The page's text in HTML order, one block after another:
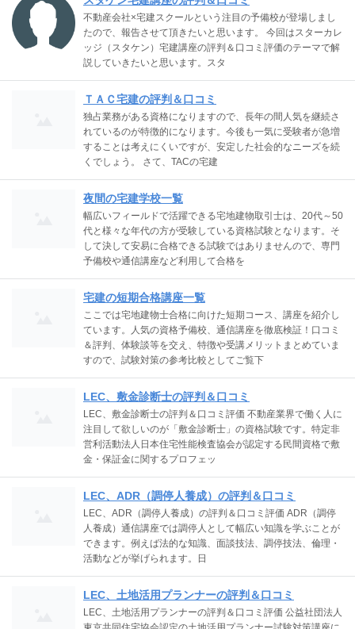
不動産会社×宅建スクールという注目の予備校が登場しまし
たので、報告させて頂きたいと思います。 今回はスターカレ
ッジ（スタケン）宅建講座の評判＆口コミ評価のテーマで解
説していきたいと思います。スタ
ＴＡＣ宅建の評判＆口コミ
独占業務がある資格になりますので、長年の間人気を継続さ
れているのが特徴的になります。今後も一気に受験者が急増
することは考えにくいですが、安定した社会的なニーズを続
くでしょう。 さて、TACの宅建
夜間の宅建学校一覧
幅広いフィールドで活躍できる宅地建物取引士は、20代～50
代と様々な年代の方が受験している資格試験となります。そ
して決して安易に合格できる試験ではありませんので、専門
予備校や通信講座など利用して合格を
宅建の短期合格講座一覧
ここでは宅地建物士合格に向けた短期コース、講座を紹介し
ています。人気の資格予備校、通信講座を徹底検証！口コミ
＆評判、体験談等を交え、特徴や受講メリットまとめていま
すので、試験対策の参考比較としてご覧下
LEC、敷金診断士の評判＆口コミ
LEC、敷金診断士の評判＆口コミ評価 不動産業界で働く人に
注目して欲しいのが「敷金診断士」の資格試験です。特定非
営利活動法人日本住宅性能検査協会が認定する民間資格で敷
金・保証金に関するプロフェッ
LEC、ADR（調停人養成）の評判＆口コミ
LEC、ADR（調停人養成）の評判＆口コミ評価 ADR（調停
人養成）通信講座では調停人として幅広い知識を学ぶことが
できます。例えば法的な知識、面談技法、調停技法、倫理・
活動などが挙げられます。日
LEC、土地活用プランナーの評判＆口コミ
LEC、土地活用プランナーの評判＆口コミ評価 公益社団法人